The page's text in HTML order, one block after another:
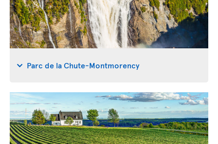
Parc de la Chute-Montmorency